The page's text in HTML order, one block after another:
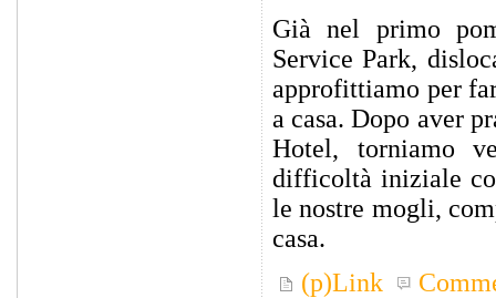
Già nel primo
Service Park,
approfittiamo per
a casa. Dopo aver
Hotel, torniamo
difficoltà iniziale
le nostre mogli,
casa.
(p)Link